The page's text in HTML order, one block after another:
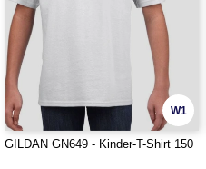
W1
GILDAN GN649 - Kinder-T-Shirt 150